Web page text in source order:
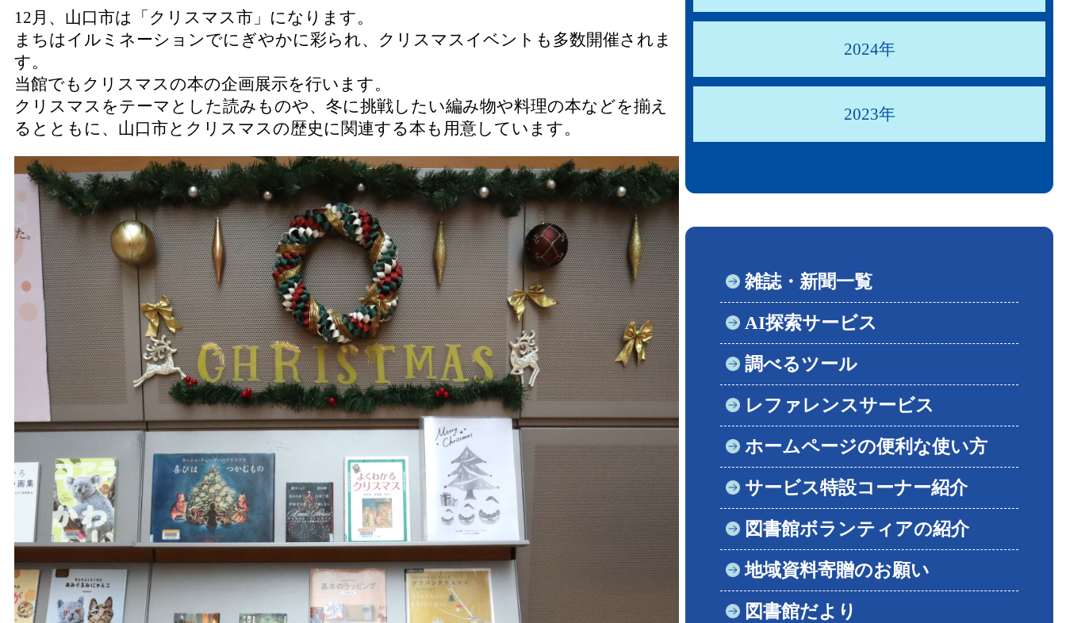
12月、山口市は「クリスマス市」になります。
まちはイルミネーションでにぎやかに彩られ、クリスマスイベントも多数開催されま
す。
当館でもクリスマスの本の企画展示を行います。
クリスマスをテーマとした読みものや、冬に挑戦したい編み物や料理の本などを揃え
るとともに、山口市とクリスマスの歴史に関連する本も用意しています。
2024年
2023年
雑誌・新聞一覧
AI探索サービス
調べるツール
レファレンスサービス
ホームページの便利な使い方
サービス特設コーナー紹介
図書館ボランティアの紹介
地域資料寄贈のお願い
図書館だより